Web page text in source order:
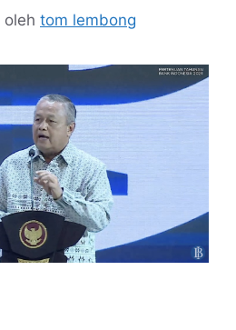
oleh tom lembong